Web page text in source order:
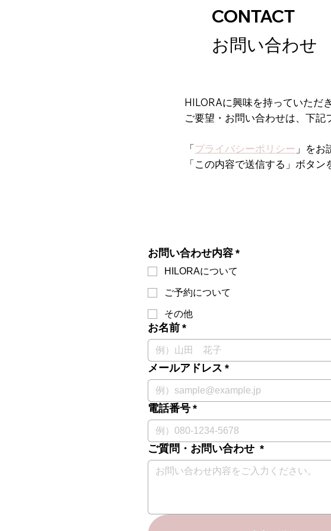
CONTACT
お問い合わせ
HILORAに興味を持っていただ
ご要望・お問い合わせは、下記
「プライバシーポリシー 」を
「この内容で送信する」ボタン
お問い合わせ内容 *
HILORAについて
ご予約について
その他
お名前 *
メールアドレス *
電話番号 *
ご質問・お問い合わせ *